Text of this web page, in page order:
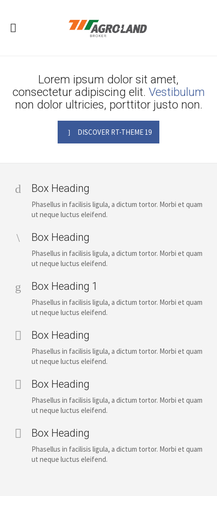
Lorem ipsum dolor sit amet,
consectetur adipiscing elit. Vestibulum
non dolor ultricies, porttitor justo non.
DISCOVER RT-THEME 19
Box Heading
Phasellus in facilisis ligula, a dictum tortor. Morbi et quam
ut neque luctus eleifend.
Box Heading
Phasellus in facilisis ligula, a dictum tortor. Morbi et quam
ut neque luctus eleifend.
Box Heading 1
Phasellus in facilisis ligula, a dictum tortor. Morbi et quam
ut neque luctus eleifend.
Box Heading
Phasellus in facilisis ligula, a dictum tortor. Morbi et quam
ut neque luctus eleifend.
Box Heading
Phasellus in facilisis ligula, a dictum tortor. Morbi et quam
ut neque luctus eleifend.
Box Heading
Phasellus in facilisis ligula, a dictum tortor. Morbi et quam
ut neque luctus eleifend.